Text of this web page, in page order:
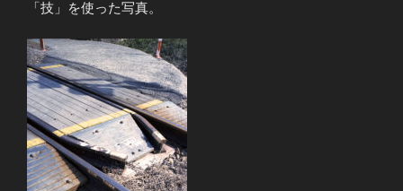
「技」を使った写真。